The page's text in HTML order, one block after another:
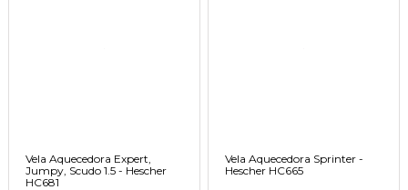
Vela Aquecedora Expert,
Jumpy, Scudo 1.5 - Hescher
HC681
Vela Aquecedora Sprinter -
Hescher HC665